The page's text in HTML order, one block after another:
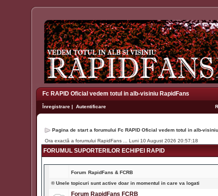
Fc RAPID Oficial vedem totul in alb-visiniu RapidFans
Înregistrare | Autentificare
Pagina de start a forumului Fc RAPID Oficial vedem totul in alb-
Ora exactă a forumului RapidFans ... Luni 10 August 2026 20:57:18
FORUMUL SUPORTERILOR ECHIPEI RAPID
Forum RapidFans & FCRB
® Unele topicuri sunt active doar in momentul in care va logati
Forum RapidFans FCRB